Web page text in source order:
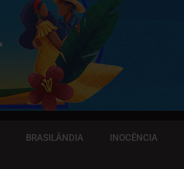
BRASILÂNDIA INOCÊNCIA